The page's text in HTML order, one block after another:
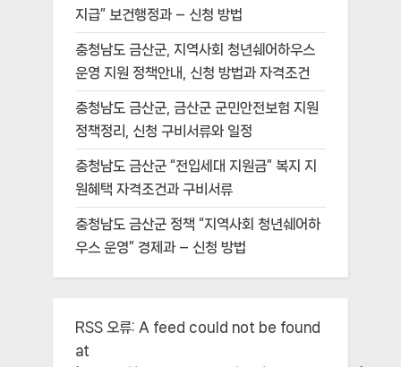
지급” 보건행정과 – 신청 방법
충청남도 금산군, 지역사회 청년쉐어하우스
운영 지원 정책안내, 신청 방법과 자격조건
충청남도 금산군, 금산군 군민안전보험 지원
정책정리, 신청 구비서류와 일정
충청남도 금산군 “전입세대 지원금” 복지 지
원혜택 자격조건과 구비서류
충청남도 금산군 정책 “지역사회 청년쉐어하
우스 운영” 경제과 – 신청 방법
RSS 오류: A feed could not be found
at